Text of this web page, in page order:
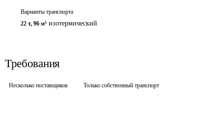
Варианты транспорта
22 т, 96 м³ изотермический
Требования
Несколько поставщиков Только собственный транспорт